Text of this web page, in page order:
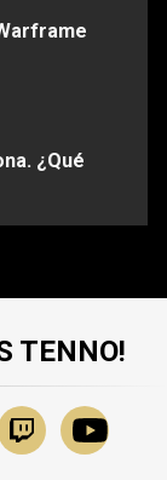
Asegúrate
que esta
¿Qué
expirado o
a nuestro
TENNO!